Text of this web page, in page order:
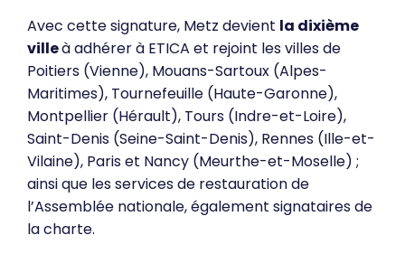
Avec cette signature, Metz devient la dixième
villeà adhérer à ETICA et rejoint les villes de
Poitiers (Vienne), Mouans-Sartoux (Alpes-
Maritimes), Tournefeuille (Haute-Garonne),
Montpellier (Hérault), Tours (Indre-et-Loire),
Saint-Denis (Seine-Saint-Denis), Rennes (Ille-et-
Vilaine), Paris et Nancy (Meurthe-et-Moselle) ;
ainsi que les services de restauration de
l’Assemblée nationale, également signataires de
la charte.